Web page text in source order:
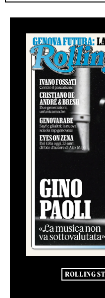
ROLLING